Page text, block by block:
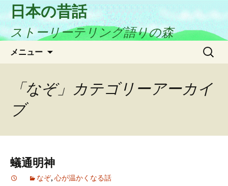
日本の昔話
ストーリーテリング語りの森
メニュー
ン
ツ
プ
検
「なぞ」カテゴリーアーカイ
ブ
蟻通明神
なぞ, 心が温かくなる話